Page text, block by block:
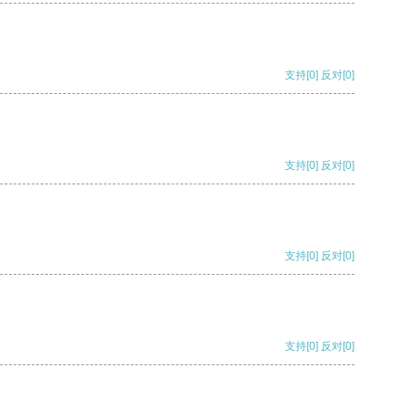
支持[0] 反对[0]
支持[0] 反对[0]
支持[0] 反对[0]
支持[0] 反对[0]